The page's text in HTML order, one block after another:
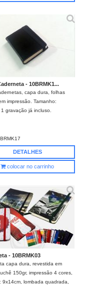
- 10BRMK1...
capa dura, folhas
impressão. Tamanho:
gravação já incluso.
DETALHES
colocar no carrinho
- 10BRMK03
capa dura, revestida em
150gr, impressão 4 cores,
9x14cm, lombada quadrada,